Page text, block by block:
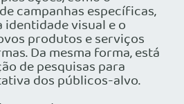
campanhas específicas,
visual e o
produtos e serviços
Da mesma forma, está
de pesquisas para
dos públicos-alvo.